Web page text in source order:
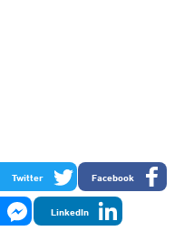
Facebook
Twitter
LinkedIn